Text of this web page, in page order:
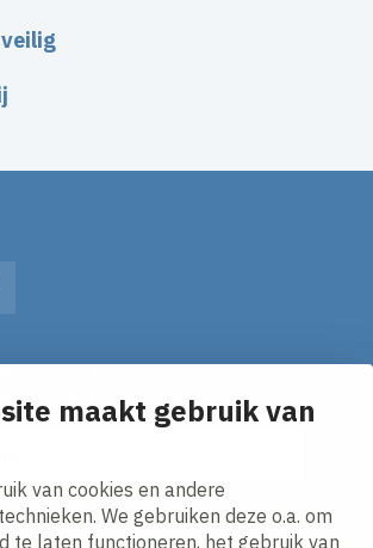
maakt gebruik van
van cookies en andere
We gebruiken deze o.a. om
te laten functioneren, het gebruik van
alerts in je mailbox!
met hetprivacy statement.